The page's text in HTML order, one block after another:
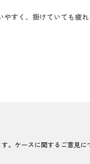
すく、掛けていても疲
。ケースに関するご意見